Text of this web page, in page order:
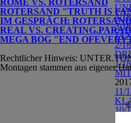
4/
3/
2/
1/
11/
10/
ROME VS. ROTERSAND
ROTERSAND "TRUTH IS
IM GESPRÄCH:
REAL VS.
MEGA BOG "END
Rechtlicher Hinweis:
Montagen stammen aus eigener